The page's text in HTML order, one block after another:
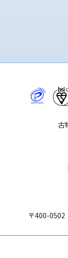
古
〒400-0502